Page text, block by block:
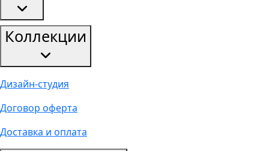
Коллекции
Дизайн-студия
Договор оферта
Доставка и оплата